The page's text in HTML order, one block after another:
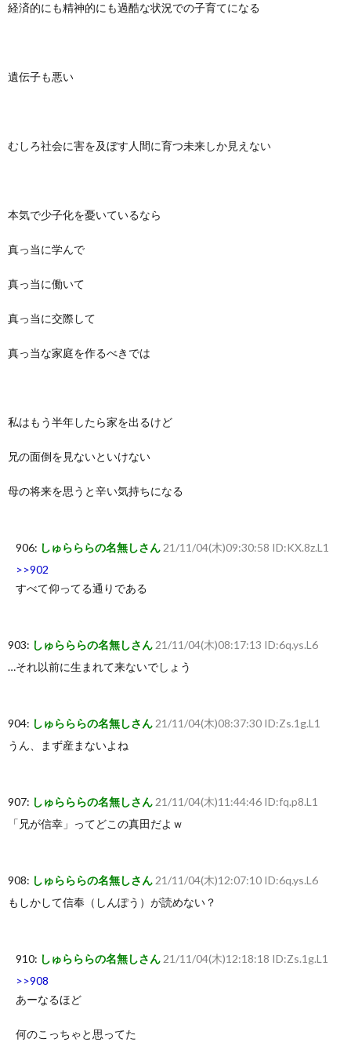
経済的にも精神的にも過酷な状況での子育てになる
遺伝子も悪い
むしろ社会に害を及ぼす人間に育つ未来しか見えない
本気で少子化を憂いているなら
真っ当に学んで
真っ当に働いて
真っ当に交際して
真っ当な家庭を作るべきでは
私はもう半年したら家を出るけど
兄の面倒を見ないといけない
母の将来を思うと辛い気持ちになる
906: しゅらららの名無しさん 21/11/04(木)09:30:58 ID:KX.8z.L1
>>902
すべて仰ってる通りである
903: しゅらららの名無しさん 21/11/04(木)08:17:13 ID:6q.ys.L6
…それ以前に生まれて来ないでしょう
904: しゅらららの名無しさん 21/11/04(木)08:37:30 ID:Zs.1g.L1
うん、まず産まないよね
907: しゅらららの名無しさん 21/11/04(木)11:44:46 ID:fq.p8.L1
「兄が信幸」ってどこの真田だよｗ
908: しゅらららの名無しさん 21/11/04(木)12:07:10 ID:6q.ys.L6
もしかして信奉（しんぽう）が読めない？
910: しゅらららの名無しさん 21/11/04(木)12:18:18 ID:Zs.1g.L1
>>908
あーなるほど
何のこっちゃと思ってた